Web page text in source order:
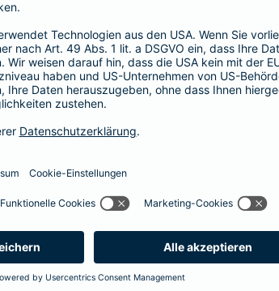
und direkt abschließen
ab wann Ihr Xtra-Fahrer-Schutz gültig ist.